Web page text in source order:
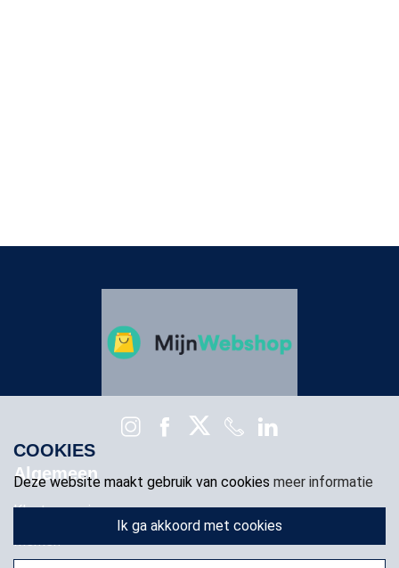
Algemeen
Klantenservice
Merken
COOKIES
Deze website maakt gebruik van cookies meer informatie
ik ga akkoord met cookies